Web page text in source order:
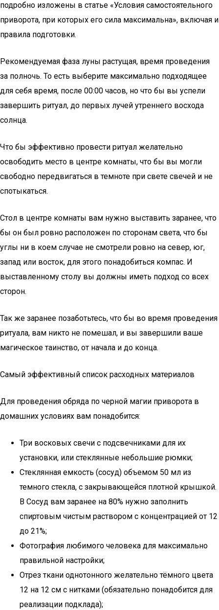
подробно изложены в статье «Условия самостоятельного
приворота, при которых его сила максимальна», включая и
правила подготовки.
Рекомендуемая фаза луны растущая, время проведения
за полночь. То есть выберите максимально подходящее
для себя время, после 00:00 часов, но что бы вы успели
завершить ритуал, до первых лучей утреннего восхода
солнца.
Что бы эффективно провести ритуал желательно
освободить место в центре комнаты, что бы вы могли
свободно передвигаться в темноте при свете свечей и не
спотыкаться.
Стол в центре комнаты вам нужно выставить заранее, что
бы он был ровно расположен по сторонам света, что бы
углы ни в коем случае не смотрели ровно на север, юг,
запад или восток, для этого понадобиться компас. И
выставленному столу вы должны иметь подход со всех
сторон.
Так же заранее позаботьтесь, что бы во время проведения
ритуала, вам никто не помешал, и вы завершили ваше
магическое таинство, от начала и до конца.
Самый эффективный список расходных материалов
Для проведения обряда по черной магии приворота в
домашних условиях вам понадобится:
Три восковых свечи с подсвечниками для их
установки, или стеклянные небольшие рюмки;
Стеклянная емкость (сосуд) объемом 50 мл из
темного стекла, с закрывающейся плотной крышкой.
В Сосуд вам заранее на 80% нужно заполнить
спиртовым чистым раствором с концентрацией от 12
до 21%;
Фотография любимого человека для максимально
правильной настройки;
Отрез ткани однотонного желательно тёмного цвета
12 на 12 см с нитками (обязательно понадобится для
реализации подклада);